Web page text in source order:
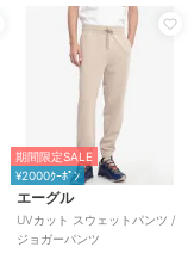
期間限定SALE
¥2000ｸｰﾎﾟﾝ
エーグル
UVカット スウェットパンツ /
ジョガーパンツ